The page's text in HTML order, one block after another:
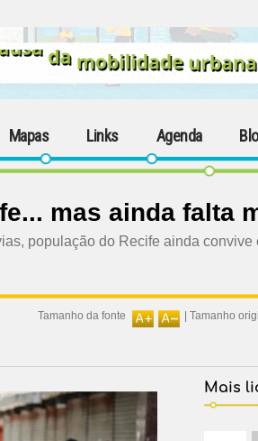
Mapas Links Agenda
mas ainda falta
população do Recife ainda
Tamanho da fonte Tamanho
Mais